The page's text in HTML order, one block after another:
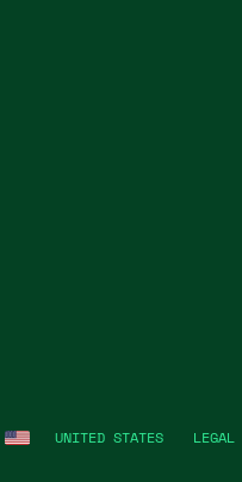
UNITED STATES LEGAL